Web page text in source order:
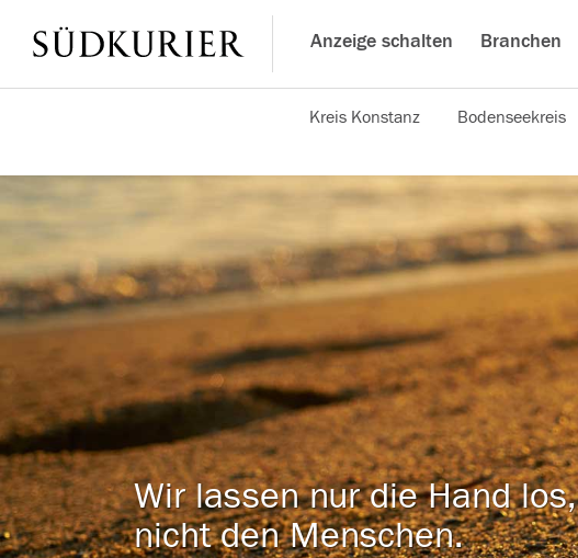
Anzeige schalten Branchen
Kreis Konstanz Bodenseekreis
Wir lassen nur die Hand los,
nicht den Menschen.